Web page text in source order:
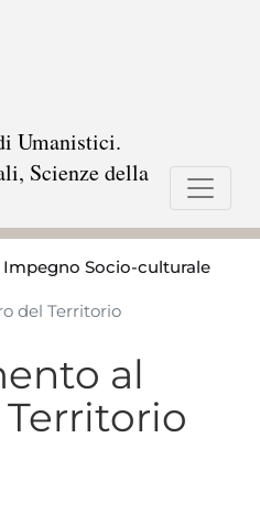
Umanistici.
Scienze della
Impegno Socio-culturale
del Territorio
al